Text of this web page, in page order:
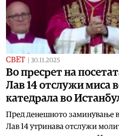
СВЕТ 30.11.2025
Во пресрет на
Лав 14 отслужи миса
катедрала во
Пред денешното заминување
Лав 14 утринава отслужи